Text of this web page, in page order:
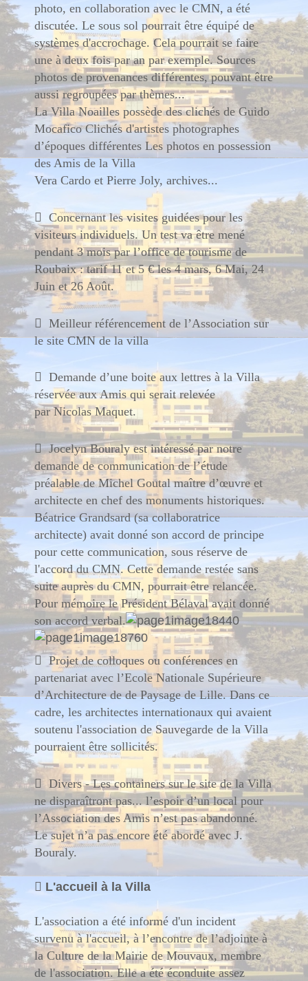
photo, en collaboration avec le CMN, a été
discutée. Le sous sol pourrait être équipé de
systèmes d'accrochage. Cela pourrait se faire
une à deux fois par an par exemple. Sources
photos de provenances différentes, pouvant être
aussi regroupées par thèmes...
La Villa Noailles possède des clichés de Guido
Mocafico Clichés d'artistes photographes
d’époques différentes Les photos en possession
des Amis de la Villa
Vera Cardo et Pierre Joly, archives...
 Concernant les visites guidées pour les
visiteurs individuels. Un test va être mené
pendant 3 mois par l’office de tourisme de
Roubaix : tarif 11 et 5 € les 4 mars, 6 Mai, 24
Juin et 26 Août.
 Meilleur référencement de l’Association sur
le site CMN de la villa
 Demande d’une boite aux lettres à la Villa
réservée aux Amis qui serait relevée
parNicolas Maquet.
Jocelyn Bouraly est intéressé par notre
demande de communication de l’étude
préalable de Michel Goutal maître d’œuvre et
architecte en chef des monuments historiques.
Béatrice Grandsard (sa collaboratrice
architecte) avait donné son accord de principe
pour cette communication, sous réserve de
l'accord du CMN. Cette demande restée sans
suite auprès du CMN, pourrait être relancée.
Pour mémoire le Président Bélaval avait donné
son accord verbal.
 Projet de colloques ou conférences en
partenariat avec l’Ecole Nationale Supérieure
d’Architecture de de Paysage de Lille. Dans ce
cadre, les architectes internationaux qui avaient
soutenu l'association de Sauvegarde de la Villa
pourraient être sollicités.
 Divers - Les containers sur le site de la Villa
ne disparaîtront pas... l’espoir d’un local pour
l’Association des Amis n’est pas abandonné.
Le sujet n’a pas encore été abordé avec J.
Bouraly.
 L'accueil à la Villa
L'association a été informé d'un incident
survenu à l'accueil, à l’encontre de l’adjointe à
la Culture de la Mairie de Mouvaux, membre
de l'association. Elle a été éconduite assez